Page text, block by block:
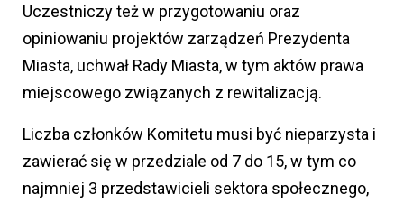
Uczestniczy też w przygotowaniu oraz
opiniowaniu projektów zarządzeń Prezydenta
Miasta, uchwał Rady Miasta, w tym aktów prawa
miejscowego związanych z rewitalizacją.
Liczba członków Komitetu musi być nieparzysta i
zawierać się w przedziale od 7 do 15, w tym co
najmniej 3 przedstawicieli sektora społecznego,